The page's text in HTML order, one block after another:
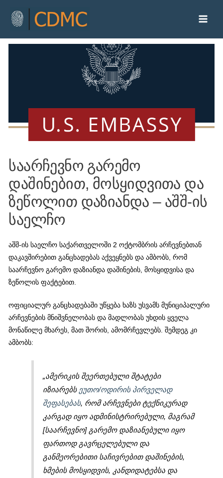
საარჩევნო გარემო
დაშინებით, მოსყიდვითა და
ზეწოლით დაზიანდა – აშშ-ის
საელჩო
აშშ-ის საელჩო საქართველოში 2 ოქტომბრის არჩევნებთან
დაკავშირებით განცხადებას აქვეყნებს და ამბობს, რომ
საარჩევნო გარემო დაზიანდა დაშინების, მოსყიდვისა და
ზეწოლის ფაქტებით.
ოფიციალურ განცხადებაში უწყება ხაზს უსვამს მუნიციპალური
არჩევნების მნიშვნელობას და მადლობას უხდის ყველა
მონაწილე მხარეს, მათ შორის, ამომრჩევლებს. შემდეგ კი
ამბობს:
„ამერიკის შეერთებული შტატები
იზიარებს ეუთო/ოდირის პირველად
შეფასებას, რომ არჩევნები ტექნიკურად
კარგად იყო ადმინისტრირებული, მაგრამ
[საარჩევნო] გარემო დაზიანებული იყო
ფართოდ გავრცელებული და
განმეორებითი საჩივრებით დაშინების,
ხმების მოსყიდვის, კანდიდატებსა და